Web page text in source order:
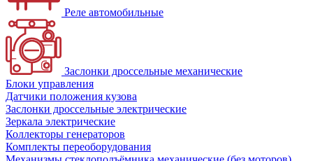
Реле автомобильные
Заслонки дроссельные механические
Блоки управления
Датчики положения кузова
Заслонки дроссельные электрические
Зеркала электрические
Коллекторы генераторов
Комплекты переоборудования